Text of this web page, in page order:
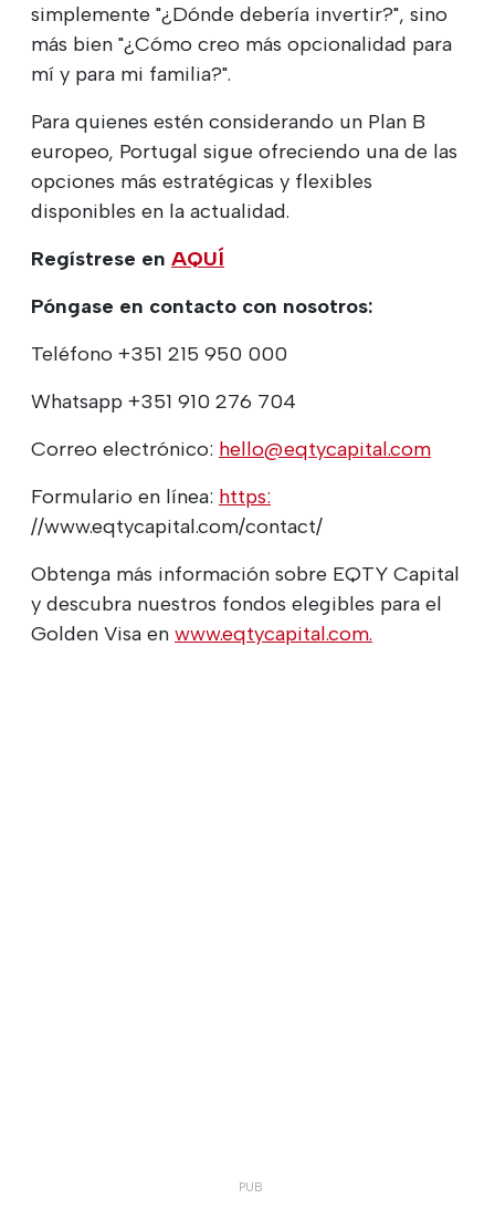
simplemente "¿Dónde debería invertir?", sino
más bien "¿Cómo creo más opcionalidad para
mí y para mi familia?".
Para quienes estén considerando un Plan B
europeo, Portugal sigue ofreciendo una de las
opciones más estratégicas y flexibles
disponibles en la actualidad.
Regístrese en AQUÍ
Póngase en contacto con nosotros:
Teléfono +351 215 950 000
Whatsapp +351 910 276 704
Correo electrónico: hello@eqtycapital.com
Formulario en línea: https:
//www.eqtycapital.com/contact/
Obtenga más información sobre EQTY Capital
y descubra nuestros fondos elegibles para el
Golden Visa en www.eqtycapital.com.